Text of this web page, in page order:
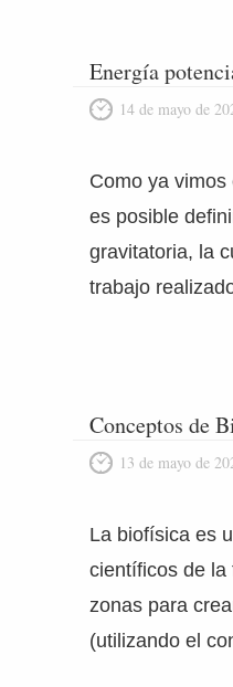
Energía
14 de mayo de
Como ya
es posible
gravitatoria, la
trabajo
Conceptos de
13 de mayo de
La biofísica es
científicos de
zonas para
(utilizando el